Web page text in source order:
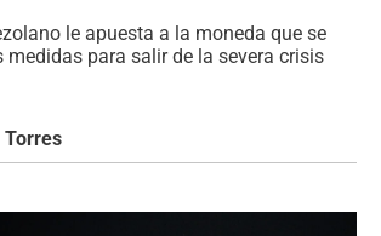
le apuesta a la moneda que se
medidas para salir de la severa crisis
Torres